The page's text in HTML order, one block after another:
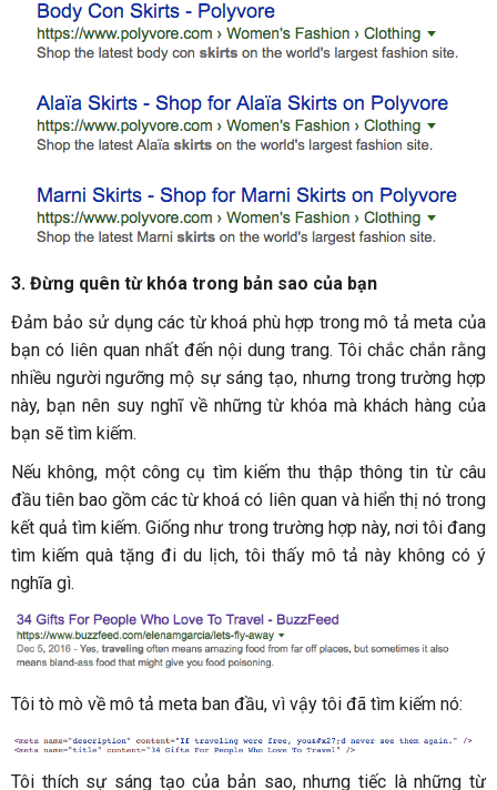
3. Đừng quên từ khóa trong bản sao của bạn
Đảm bảo sử dụng các từ khoá phù hợp trong mô tả meta của
bạn có liên quan nhất đến nội dung trang. Tôi chắc chắn rằng
nhiều người ngưỡng mộ sự sáng tạo, nhưng trong trường hợp
này, bạn nên suy nghĩ về những từ khóa mà khách hàng của
bạn sẽ tìm kiếm.
Nếu không, một công cụ tìm kiếm thu thập thông tin từ câu
đầu tiên bao gồm các từ khoá có liên quan và hiển thị nó trong
kết quả tìm kiếm. Giống như trong trường hợp này, nơi tôi đang
tìm kiếm quà tặng đi du lịch, tôi thấy mô tả này không có ý
nghĩa gì.
Tôi tò mò về mô tả meta ban đầu, vì vậy tôi đã tìm kiếm nó:
Tôi thích sự sáng tạo của bản sao, nhưng tiếc là những từ